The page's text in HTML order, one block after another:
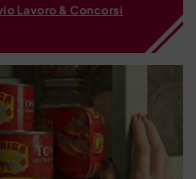
Lavoro & Concorsi